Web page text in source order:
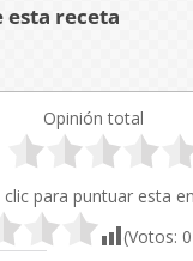
esta receta
Opinión total
clic para puntuar esta
(Votos: 0